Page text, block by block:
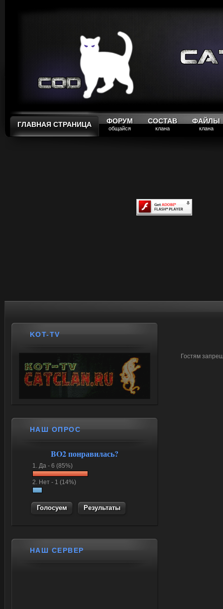
ГЛАВНАЯ СТРАНИЦА ФОРУМ
общайся
СОСТАВ
клана
ФАЙЛЫ
клана
Гостям
KOT-TV
НАШ ОПРОС
BO2 понравилась?
1. Да - 6 (85%)
2. Нет - 1 (14%)
Результаты
НАШ СЕРВЕР